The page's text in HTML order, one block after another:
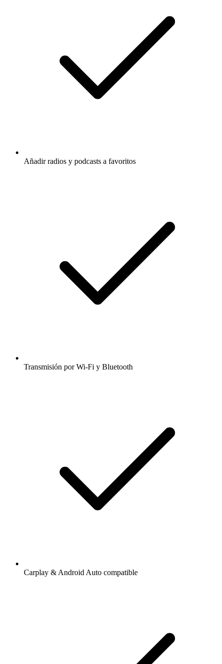
Añadir radios y podcasts a favoritos
Transmisión por Wi-Fi y Bluetooth
Carplay & Android Auto compatible